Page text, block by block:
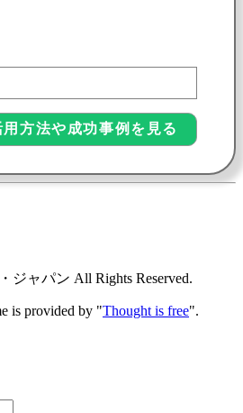
ジャパン All Rights Reserved.
is provided by "Thought is free".